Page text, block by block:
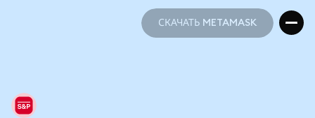
СКАЧАТЬ METAMASK